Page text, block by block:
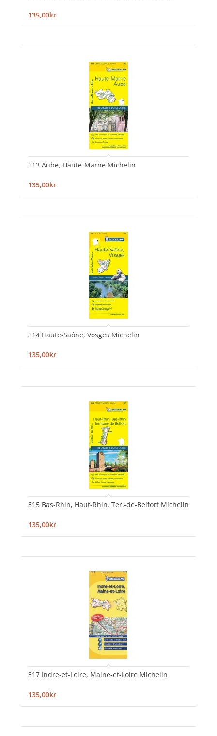
135,00kr
313 Aube, Haute-Marne Michelin
135,00kr
314 Haute-Saône, Vosges Michelin
135,00kr
315 Bas-Rhin, Haut-Rhin, Ter.-de-Belfort Michelin
135,00kr
317 Indre-et-Loire, Maine-et-Loire Michelin
135,00kr